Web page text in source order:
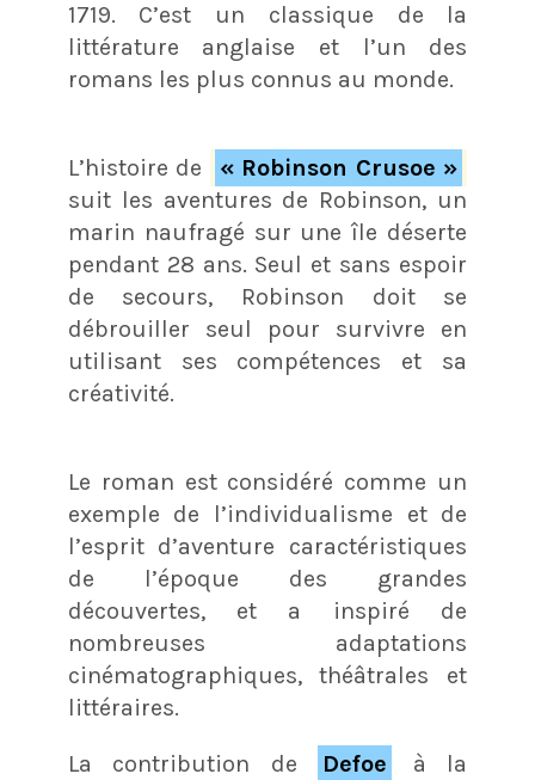
1719. C’est un classique de la
littérature anglaise et l’un des
romans les plus connus au monde.
L’histoire de
« Robinson Crusoe »
suit les aventures de Robinson, un
marin naufragé sur une île déserte
pendant 28 ans. Seul et sans espoir
de secours, Robinson doit se
débrouiller seul pour survivre en
utilisant ses compétences et sa
créativité.
Le roman est considéré comme un
exemple de l’individualisme et de
l’esprit d’aventure caractéristiques
de l’époque des grandes
découvertes, et a inspiré de
nombreuses adaptations
cinématographiques, théâtrales et
littéraires.
La contribution de Defoe
à la